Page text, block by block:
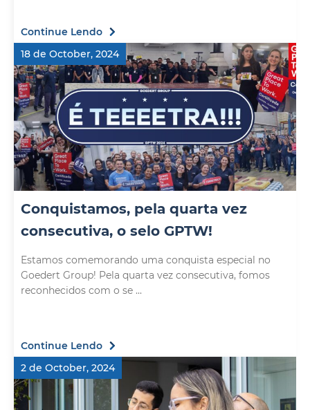
Continue Lendo
18 de October, 2024
Conquistamos, pela quarta vez
consecutiva, o selo GPTW!
Estamos comemorando uma conquista especial no
Goedert Group! Pela quarta vez consecutiva, fomos
reconhecidos com o se ...
Continue Lendo
2 de October, 2024